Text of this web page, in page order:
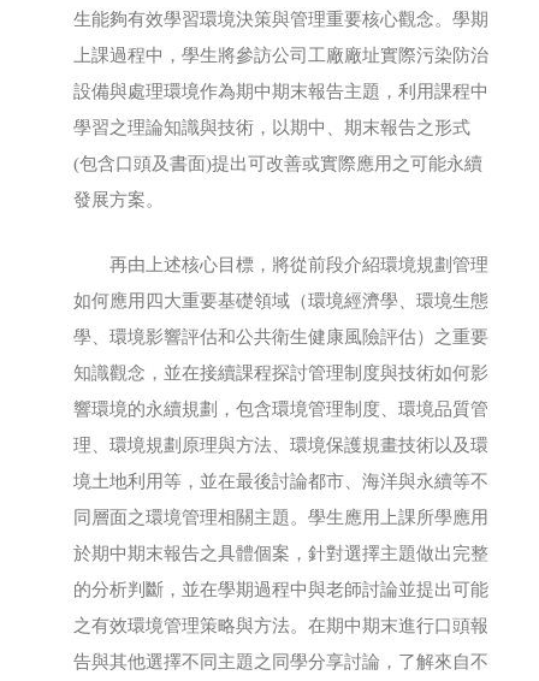
生能夠有效學習環境決策與管理重要核心觀念。學期
上課過程中，學生將參訪公司工廠廠址實際污染防治
設備與處理環境作為期中期末報告主題，利用課程中
學習之理論知識與技術，以期中、期末報告之形式
(包含口頭及書面)提出可改善或實際應用之可能永續
發展方案。
再由上述核心目標，將從前段介紹環境規劃管理
如何應用四大重要基礎領域（環境經濟學、環境生態
學、環境影響評估和公共衛生健康風險評估）之重要
知識觀念，並在接續課程探討管理制度與技術如何影
響環境的永續規劃，包含環境管理制度、環境品質管
理、環境規劃原理與方法、環境保護規畫技術以及環
境土地利用等，並在最後討論都市、海洋與永續等不
同層面之環境管理相關主題。學生應用上課所學應用
於期中期末報告之具體個案，針對選擇主題做出完整
的分析判斷，並在學期過程中與老師討論並提出可能
之有效環境管理策略與方法。在期中期末進行口頭報
告與其他選擇不同主題之同學分享討論，了解來自不